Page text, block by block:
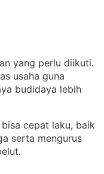
yang perlu diikuti
usaha guna
budidaya lebih
cepat laku, baik
serta mengurus
.